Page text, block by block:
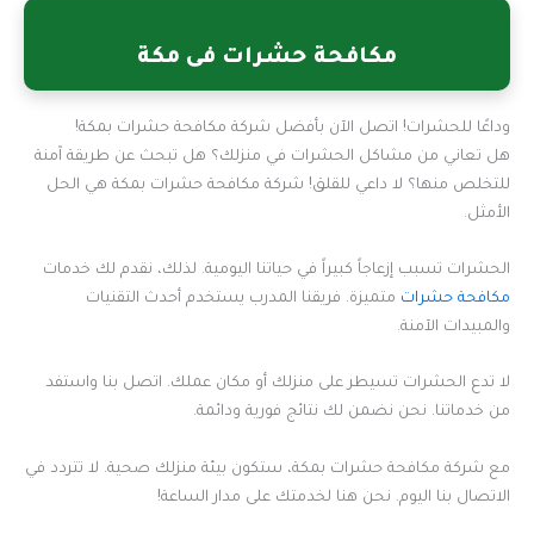
مكافحة حشرات فى مكة
وداعًا للحشرات! اتصل الآن بأفضل شركة مكافحة حشرات بمكة!
هل تعاني من مشاكل الحشرات في منزلك؟ هل تبحث عن طريقة آمنة
للتخلص منها؟ لا داعي للقلق! شركة مكافحة حشرات بمكة هي الحل
الأمثل.
الحشرات تسبب إزعاجاً كبيراً في حياتنا اليومية. لذلك، نقدم لك خدمات
مكافحة حشرات متميزة. فريقنا المدرب يستخدم أحدث التقنيات
والمبيدات الآمنة.
لا تدع الحشرات تسيطر على منزلك أو مكان عملك. اتصل بنا واستفد
من خدماتنا. نحن نضمن لك نتائج فورية ودائمة.
مع شركة مكافحة حشرات بمكة، ستكون بيئة منزلك صحية. لا تتردد في
الاتصال بنا اليوم. نحن هنا لخدمتك على مدار الساعة!